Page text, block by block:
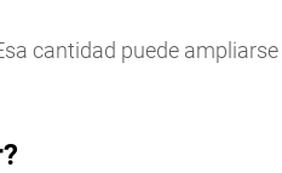
cantidad puede